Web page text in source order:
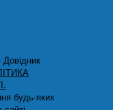
будь-яких